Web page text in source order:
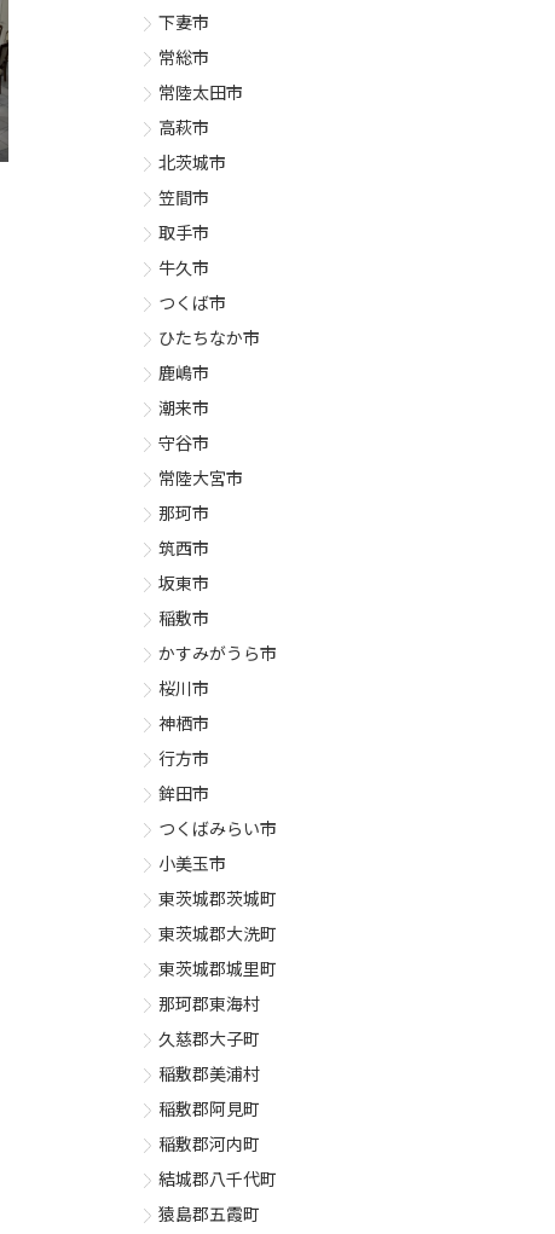
下妻市
常総市
常陸太田市
高萩市
北茨城市
笠間市
取手市
牛久市
つくば市
ひたちなか市
鹿嶋市
潮来市
守谷市
常陸大宮市
那珂市
筑西市
坂東市
稲敷市
かすみがうら市
桜川市
神栖市
行方市
鉾田市
つくばみらい市
小美玉市
東茨城郡茨城町
東茨城郡大洗町
東茨城郡城里町
那珂郡東海村
久慈郡大子町
稲敷郡美浦村
稲敷郡阿見町
稲敷郡河内町
結城郡八千代町
猿島郡五霞町